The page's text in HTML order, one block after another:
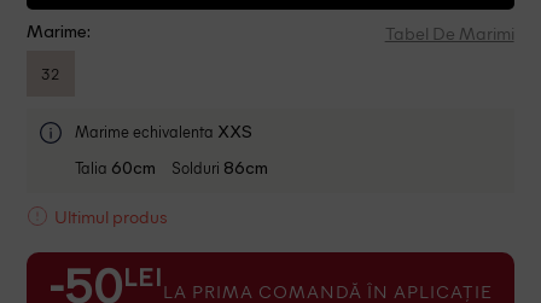
Marime: Tabel De Marimi
32
Marime echivalenta XXS
Talia 60cm Solduri 86cm
Ultimul produs
-50 LEI LA PRIMA COMANDĂ ÎN APLICAȚIE